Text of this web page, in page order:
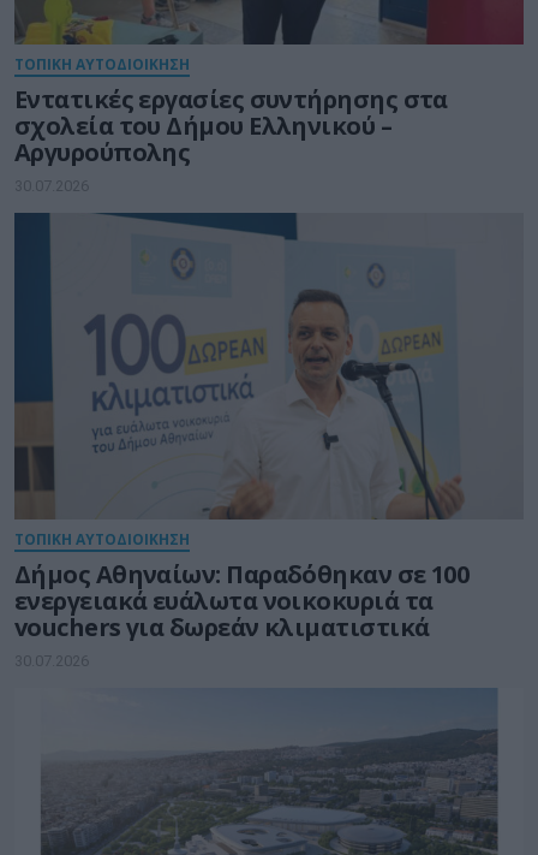
ΤΟΠΙΚΗ ΑΥΤΟΔΙΟΙΚΗΣΗ
Εντατικές εργασίες συντήρησης στα
σχολεία του Δήμου Ελληνικού –
Αργυρούπολης
30.07.2026
ΤΟΠΙΚΗ ΑΥΤΟΔΙΟΙΚΗΣΗ
Δήμος Αθηναίων: Παραδόθηκαν σε 100
ενεργειακά ευάλωτα νοικοκυριά τα
vouchers για δωρεάν κλιματιστικά
30.07.2026